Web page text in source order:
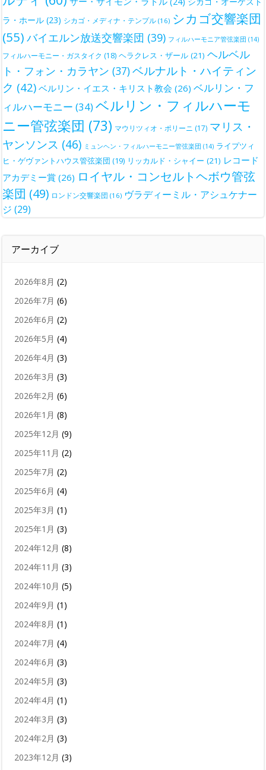
ラ・ホール (23) シカゴ・メディナ・テンプル (16) シカゴ交響楽団
(55) バイエルン放送交響楽団 (39) フィルハーモニア管弦楽団 (14)
フィルハーモニー・ガスタイク (18) ヘラクレス・ザール (21) ヘルベル
ト・フォン・カラヤン (37)ベルナルト・ハイティン
ク (42) ベルリン・イエス・キリスト教会 (26) ベルリン・フ
ィルハーモニー (34)ベルリン・フィルハーモ
ニー管弦楽団 (73) マウリツィオ・ポリーニ (17) マリス・
ヤンソンス (46) ミュンヘン・フィルハーモニー管弦楽団 (14) ライプツィ
ヒ・ゲヴァントハウス管弦楽団 (19) リッカルド・シャイー (21) レコード
アカデミー賞 (26) ロイヤル・コンセルトヘボウ管弦
楽団 (49) ロンドン交響楽団 (16) ヴラディーミル・アシュケナー
ジ (29)
アーカイブ
2026年8月 (2)
2026年7月 (6)
2026年6月 (2)
2026年5月 (4)
2026年4月 (3)
2026年3月 (3)
2026年2月 (6)
2026年1月 (8)
2025年12月 (9)
2025年11月 (2)
2025年7月 (2)
2025年6月 (4)
2025年3月 (1)
2025年1月 (3)
2024年12月 (8)
2024年11月 (3)
2024年10月 (5)
2024年9月 (1)
2024年8月 (1)
2024年7月 (4)
2024年6月 (3)
2024年5月 (3)
2024年4月 (1)
2024年3月 (3)
2024年2月 (3)
2023年12月 (3)